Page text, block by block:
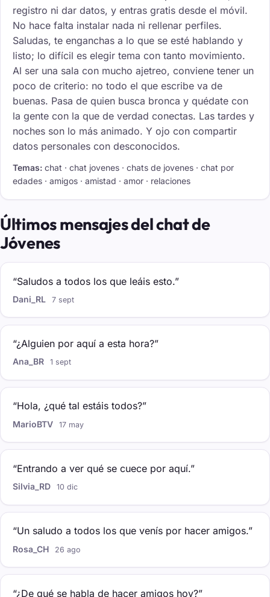
registro ni dar datos, y entras gratis desde el móvil.
No hace falta instalar nada ni rellenar perfiles.
Saludas, te enganchas a lo que se esté hablando y
listo; lo difícil es elegir tema con tanto movimiento.
Al ser una sala con mucho ajetreo, conviene tener un
poco de criterio: no todo el que escribe va de
buenas. Pasa de quien busca bronca y quédate con
la gente con la que de verdad conectas. Las tardes y
noches son lo más animado. Y ojo con compartir
datos personales con desconocidos.
Temas: chat · chat jovenes · chats de jovenes · chat por
edades · amigos · amistad · amor · relaciones
Últimos mensajes del chat de
Jóvenes
“Saludos a todos los que leáis esto.”
Dani_RL 7 sept
“¿Alguien por aquí a esta hora?”
Ana_BR 1 sept
“Hola, ¿qué tal estáis todos?”
MarioBTV 17 may
“Entrando a ver qué se cuece por aquí.”
Silvia_RD 10 dic
“Un saludo a todos los que venís por hacer amigos.”
Rosa_CH 26 ago
“¿De qué se habla de hacer amigos hoy?”